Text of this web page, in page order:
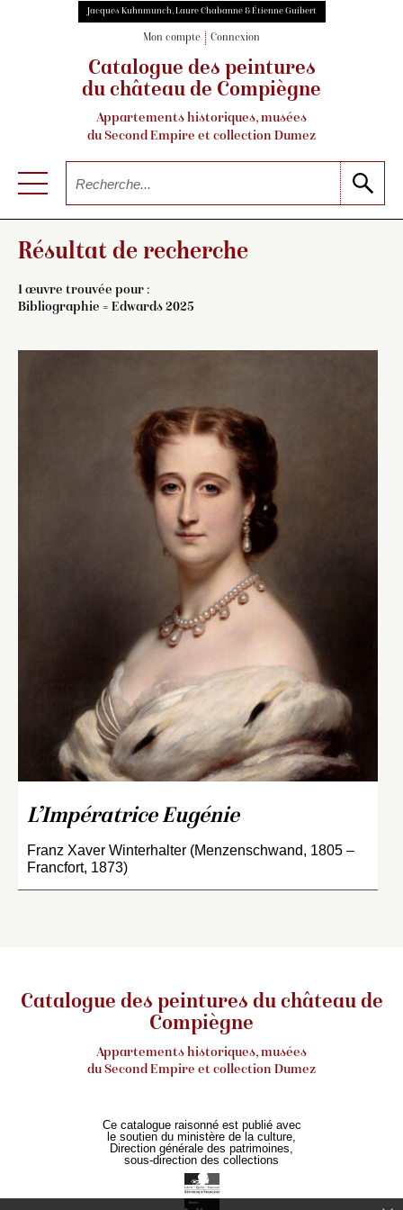
Jacques Kuhnmunch, Laure Chabanne & Étienne Guibert
Mon compte Connexion
Catalogue des peintures
du château de Compiègne
Appartements historiques, musées
du Second Empire et collection Dumez
Résultat de recherche
1 œuvre trouvée pour :
Bibliographie = Edwards 2025
L’Impératrice Eugénie
Franz Xaver Winterhalter (Menzenschwand, 1805 –
Francfort, 1873)
Catalogue des peintures du château de
Compiègne
Appartements historiques, musées
du Second Empire et collection Dumez
Ce catalogue raisonné est publié avec
le soutien du ministère de la culture,
Direction générale des patrimoines,
sous-direction des collections